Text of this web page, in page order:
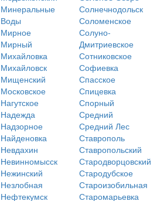
Минеральные
Воды
Мирное
Мирный
Михайловка
Михайловск
Мищенский
Московское
Нагутское
Надежда
Надзорное
Найденовка
Невдахин
Невинномысск
Нежинский
Незлобная
Нефтекумск
Солнечнодольск
Соломенское
Солуно-
Дмитриевское
Сотниковское
Софиевка
Спасское
Спицевка
Спорный
Средний
Средний Лес
Ставрополь
Ставропольский
Стародворцовский
Стародубское
Староизобильная
Старомарьевка